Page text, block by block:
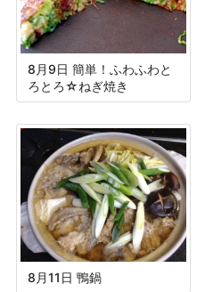
8月9日 簡単！ふわふわと
ろとろ☆ねぎ焼き
8月11日 鴨鍋